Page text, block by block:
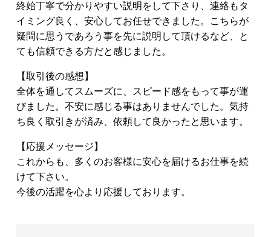
終始丁寧で分かりやすい説明をして下さり、連絡もタ
イミング良く、安心してお任せできました。こちらが
疑問に思うであろう事を先に説明して頂けるなど、と
ても信頼できる方だと感じました。
【取引後の感想】
全体を通してスムーズに、スピード感をもって事が運
びました。不安に感じる事はありませんでした。気持
ち良く取引きが済み、依頼して良かったと思います。
【応援メッセージ】
これからも、多くのお客様に安心を届けるお仕事を続
けて下さい。
今後の活躍を心より応援しております。